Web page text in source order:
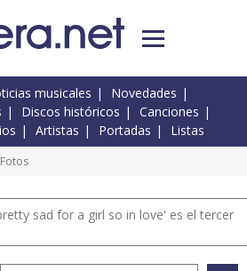
musicales
Novedades
Discos históricos
Canciones
Artistas Portadas Listas
sad for a girl so in love' es el tercer